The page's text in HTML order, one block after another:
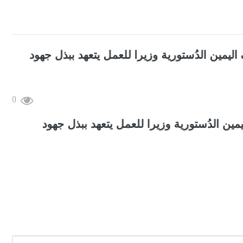
0
الدُستورية وزيرا للعمل يتعهد ببذل جهود